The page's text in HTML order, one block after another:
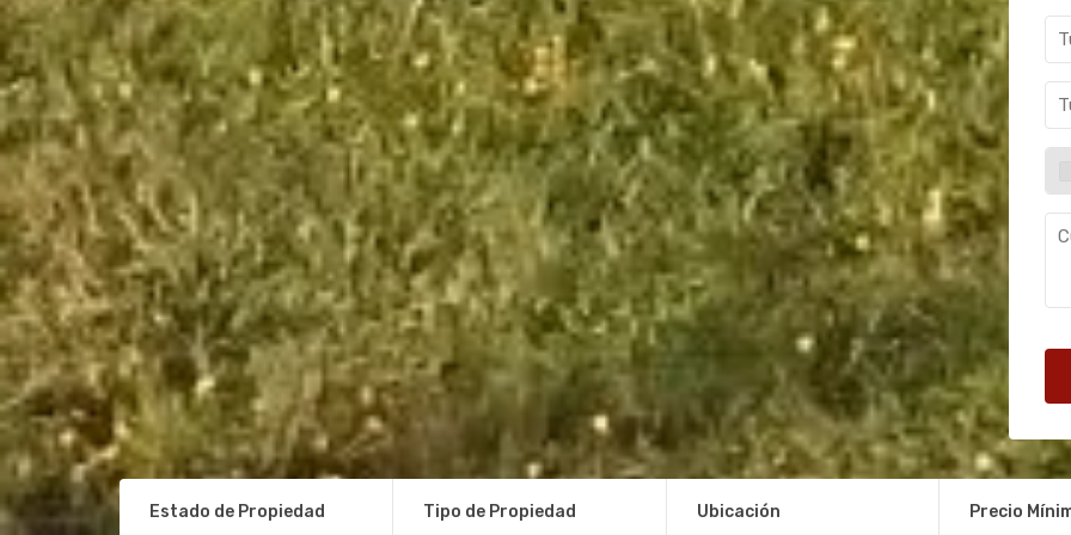
Estado de Propiedad Tipo de Propiedad Ubicación Precio